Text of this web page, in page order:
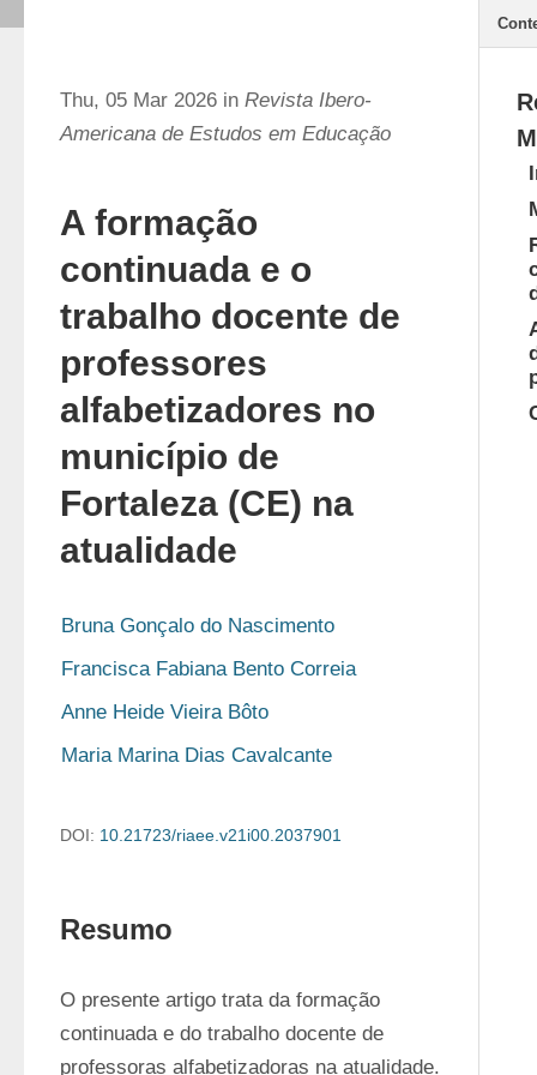
Thu, 05 Mar 2026 in Revista Ibero-
Americana de Estudos em Educação
A formação
continuada e o
trabalho docente de
professores
alfabetizadores no
município de
Fortaleza (CE) na
atualidade
Bruna Gonçalo do Nascimento
Francisca Fabiana Bento Correia
Anne Heide Vieira Bôto
Maria Marina Dias Cavalcante
DOI: 10.21723/riaee.v21i00.2037901
Resumo
O presente artigo trata da formação
continuada e do trabalho docente de
professoras alfabetizadoras na atualidade.